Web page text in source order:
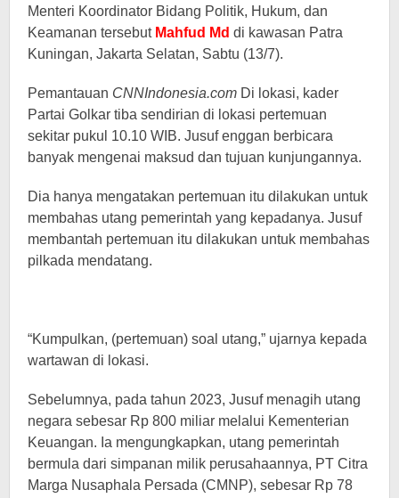
Menteri Koordinator Bidang Politik, Hukum, dan
Keamanan tersebut Mahfud Md di kawasan Patra
Kuningan, Jakarta Selatan, Sabtu (13/7).
Pemantauan CNNIndonesia.com Di lokasi, kader
Partai Golkar tiba sendirian di lokasi pertemuan
sekitar pukul 10.10 WIB. Jusuf enggan berbicara
banyak mengenai maksud dan tujuan kunjungannya.
Dia hanya mengatakan pertemuan itu dilakukan untuk
membahas utang pemerintah yang kepadanya. Jusuf
membantah pertemuan itu dilakukan untuk membahas
pilkada mendatang.
“Kumpulkan, (pertemuan) soal utang,” ujarnya kepada
wartawan di lokasi.
Sebelumnya, pada tahun 2023, Jusuf menagih utang
negara sebesar Rp 800 miliar melalui Kementerian
Keuangan. Ia mengungkapkan, utang pemerintah
bermula dari simpanan milik perusahaannya, PT Citra
Marga Nusaphala Persada (CMNP), sebesar Rp 78